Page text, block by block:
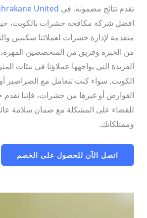
تقدم نتائج مضمونة. في United
افضل شركة مكافحة حشرات بالكويت،
من الخبرة وفريق من المتخصصين
الفريدة التي يواجهها عملاؤنا في بيئات
الكويت. سواء كنت تتعامل مع الصراصير
القوارض أو غيرها من حشرات، فإننا
للقضاء على المشكلة مع ضمان سلامة
وممتلكاتك.
اتصل الآن للحصول على الخصم